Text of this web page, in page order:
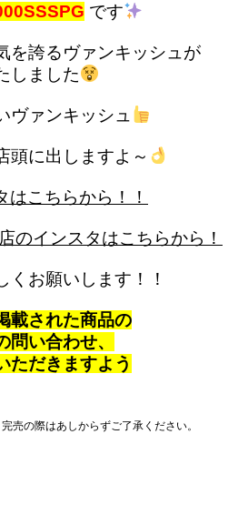
です
を誇るヴァンキッシュが
しました
ヴァンキッシュ
頭に出しますよ～
こちらから！！
のインスタはこちらから！
くお願いします！！
載された商品の
問い合わせ、
ただきますよう
売の際はあしからずご了承ください。